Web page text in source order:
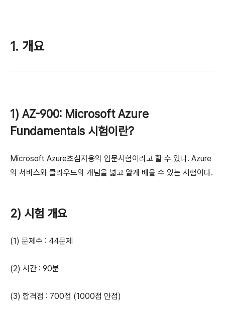
1. 개요
1) AZ-900: Microsoft Azure
Fundamentals 시험이란?
Microsoft Azure초심자용의 입문시험이라고 할 수 있다. Azure
의 서비스와 클라우드의 개념을 넓고 얕게 배울 수 있는 시험이다.
2) 시험 개요
(1) 문제수 : 44문제
(2) 시간 : 90분
(3) 합격점 : 700점 (1000점 만점)